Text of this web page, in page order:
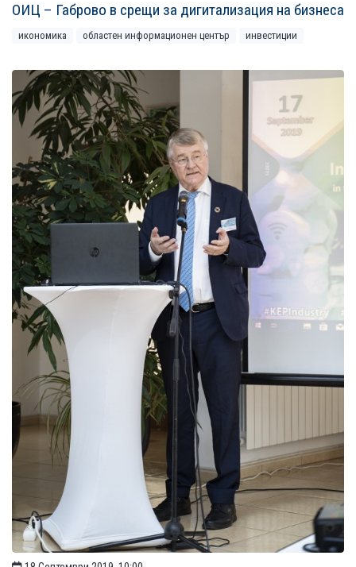
ОИЦ – Габрово в срещи за дигитализация на бизнеса
икономика областен информационен център инвестиции